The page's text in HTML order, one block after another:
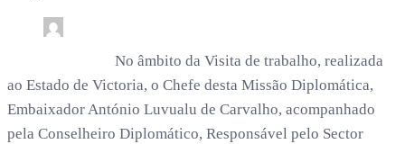
No âmbito da Visita de trabalho, realizada
ao Estado de Victoria, o Chefe desta Missão Diplomática,
Embaixador António Luvualu de Carvalho, acompanhado
pela Conselheiro Diplomático, Responsável pelo Sector